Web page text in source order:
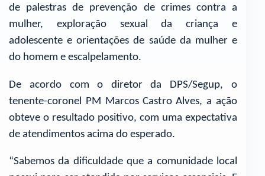
de palestras de prevenção de crimes contra a
mulher, exploração sexual da criança e
adolescente e orientações de saúde da mulher e
do homem e escalpelamento.
De acordo com o diretor da DPS/Segup, o
tenente-coronel PM Marcos Castro Alves, a ação
obteve o resultado positivo, com uma expectativa
de atendimentos acima do esperado.
“Sabemos da dificuldade que a comunidade local